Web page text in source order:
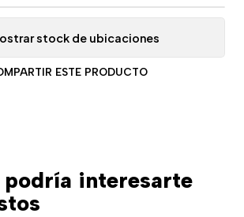
stock de ubicaciones
ESTE PRODUCTO
podría interesarte